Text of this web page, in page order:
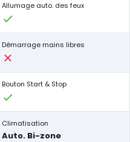
Allumage auto. des feux
Démarrage mains libres
Bouton Start & Stop
Climatisation
Auto. Bi-zone